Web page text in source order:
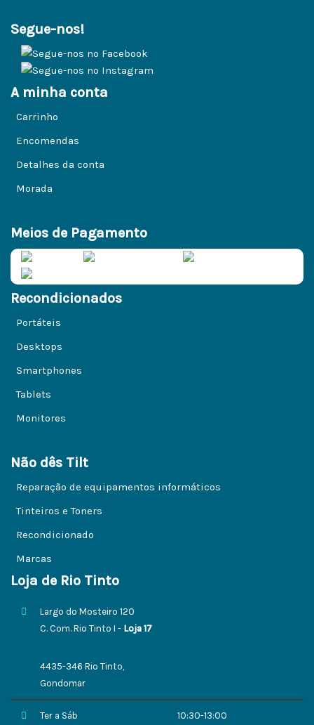
Segue-nos!
A minha conta
Carrinho
Encomendas
Detalhes da conta
Morada
Meios de Pagamento
Recondicionados
Portáteis
Desktops
Smartphones
Tablets
Monitores
Não dês Tilt
Reparação de equipamentos informáticos
Tinteiros e Toners
Recondicionado
Marcas
Loja de Rio Tinto
Largo do Mosteiro 120
C. Com. Rio Tinto I - Loja 17
4435-346 Rio Tinto,
Gondomar
Ter a Sáb 10:30-13:00